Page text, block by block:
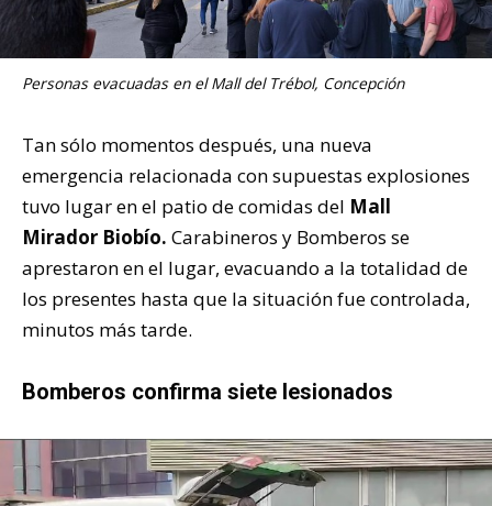
Personas evacuadas en el Mall del Trébol, Concepción
Tan sólo momentos después, una nueva
emergencia relacionada con supuestas explosiones
tuvo lugar en el patio de comidas del Mall
Mirador Biobío. Carabineros y Bomberos se
aprestaron en el lugar, evacuando a la totalidad de
los presentes hasta que la situación fue controlada,
minutos más tarde.
Bomberos confirma siete lesionados